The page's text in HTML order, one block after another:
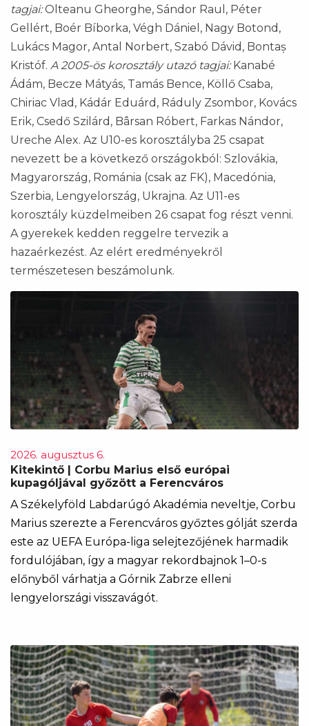
tagjai:Olteanu Gheorghe, Sándor Raul, Péter
Gellért, Boér Bíborka, Végh Dániel, Nagy Botond,
Lukács Magor, Antal Norbert, Szabó Dávid, Bontaș
Kristóf. A 2005-ös korosztály utazó tagjai:Kanabé
Ádám, Becze Mátyás, Tamás Bence, Köllő Csaba,
Chiriac Vlad, Kádár Eduárd, Ráduly Zsombor, Kovács
Erik, Csedő Szilárd, Bârsan Róbert, Farkas Nándor,
Ureche Alex. Az U10-es korosztályba 25 csapat
nevezett be a következő országokból: Szlovákia,
Magyarország, Románia (csak az FK), Macedónia,
Szerbia, Lengyelország, Ukrajna. Az U11-es
korosztály küzdelmeiben 26 csapat fog részt venni.
A gyerekek kedden reggelre tervezik a
hazaérkezést. Az elért eredményekről
természetesen beszámolunk.
2026. augusztus 6.
Kitekintő | Corbu Marius első európai
kupagóljával győzött a Ferencváros
A Székelyföld Labdarúgó Akadémia neveltje, Corbu
Marius szerezte a Ferencváros győztes gólját szerda
este az UEFA Európa-liga selejtezőjének harmadik
fordulójában, így a magyar rekordbajnok 1–0-s
előnyből várhatja a Górnik Zabrze elleni
lengyelországi visszavágót.